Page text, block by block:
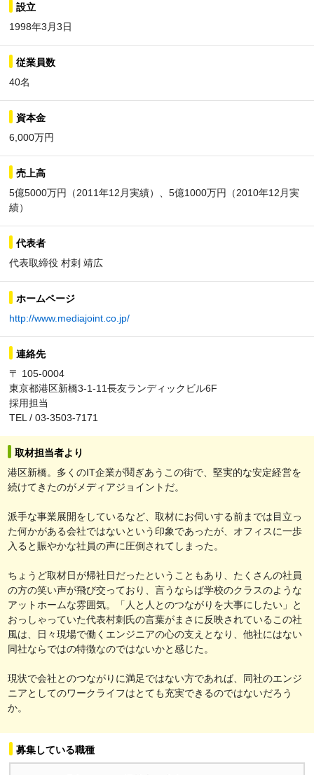
設立
1998年3月3日
従業員数
40名
資本金
6,000万円
売上高
5億5000万円（2011年12月実績）、5億1000万円（2010年12月実
績）
代表者
代表取締役 村刺 靖広
ホームページ
http://www.mediajoint.co.jp/
連絡先
〒 105-0004
東京都港区新橋3-1-11長友ランディックビル6F
採用担当
TEL / 03-3503-7171
取材担当者より
港区新橋。多くのIT企業が鬩ぎあうこの街で、堅実的な安定経営を
続けてきたのがメディアジョイントだ。
派手な事業展開をしているなど、取材にお伺いする前までは目立っ
た何かがある会社ではないという印象であったが、オフィスに一歩
入ると賑やかな社員の声に圧倒されてしまった。
ちょうど取材日が帰社日だったということもあり、たくさんの社員
の方の笑い声が飛び交っており、言うならば学校のクラスのような
アットホームな雰囲気。「人と人とのつながりを大事にしたい」と
おっしゃっていた代表村刺氏の言葉がまさに反映されているこの社
風は、日々現場で働くエンジニアの心の支えとなり、他社にはない
同社ならではの特徴なのではないかと感じた。
現状で会社とのつながりに満足ではない方であれば、同社のエンジ
ニアとしてのワークライフはとても充実できるのではないだろう
か。
募集している職種